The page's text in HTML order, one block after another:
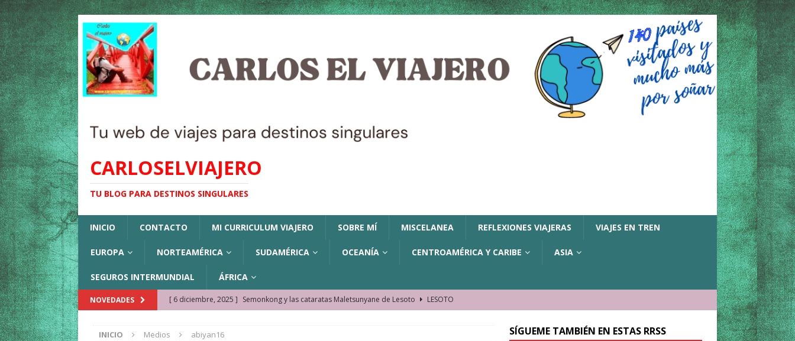
CARLOSELVIAJERO
TU BLOG PARA DESTINOS SINGULARES
INICIO CONTACTO MI CURRICULUM VIAJERO SOBRE MÍ MISCELANEA REFLEXIONES VIAJERAS VIAJES EN TREN
EUROPA NORTEAMÉRICA SUDAMÉRICA OCEANÍA CENTROAMÉRICA Y CARIBE ASIA
SEGUROS INTERMUNDIAL ÁFRICA
NOVEDADES [ 6 diciembre, 2025 ] Semonkong y las cataratas Maletsunyane de Lesoto
LESOTO
INICIO Medios abiyan16 SÍGUEME TAMBIÉN EN ESTAS RRSS